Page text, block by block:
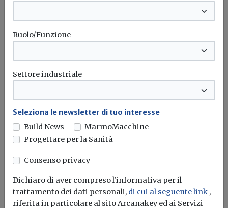
Attualità
proroga di 18 mesi per i progetti in fase
avanzata
dall'Europarlamento...
PNRR Parlamento europeo Casa&Clima
Attualità
Taglio emissioni CO2 per le nuove
Ruolo/Funzione
Settore industriale
Seleziona le newsletter di tuo interesse
Build News
MarmoMacchine
Progettare per la Sanità
Consenso privacy
Dichiaro di aver compreso l'informativa per il
trattamento dei dati personali, di cui al seguente link ,
riferita in particolare al sito Arcanakey ed ai Servizi